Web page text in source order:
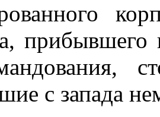
прибывшего
с запада